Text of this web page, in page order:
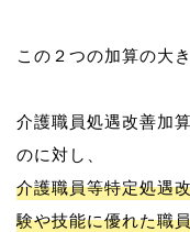
この２つの加算の大
介護職員処遇改善加
介護職員等特定処遇
験や技能に優れた職